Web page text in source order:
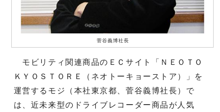
菅谷義博社長
モビリティ関連商品のＥＣサイト「ＮＥＯＴＯ
ＫＹＯＳＴＯＲＥ（ネオトーキョーストア）」を
運営するモジ（本社東京都、菅谷義博社長）で
は、近未来型のドライブレコーダー商品が人気